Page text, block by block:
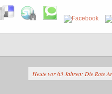
Heute vor 63 Jahren: Die Rote